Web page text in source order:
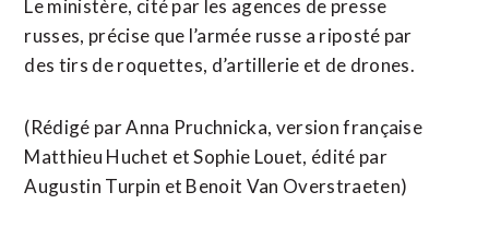
Le ministère, cité par les agences de presse
russes, précise que l’armée ⁠russe a riposté par
des tirs de roquettes, d’artillerie et de drones.
(Rédigé par Anna Pruchnicka, version française
Matthieu ​Huchet et Sophie Louet, édité par
Augustin Turpin ​et Benoit Van Overstraeten)